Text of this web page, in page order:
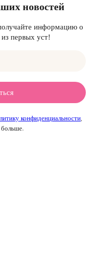
новостей
информацию о
первых уст!
конфиденциальности